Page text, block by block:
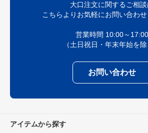
大口注文に関するご相談
こちらよりお気軽にお問い合わせ
営業時間 10:00～17:00
（土日祝日・年末年始を除
お問い合わせ
アイテムから探す